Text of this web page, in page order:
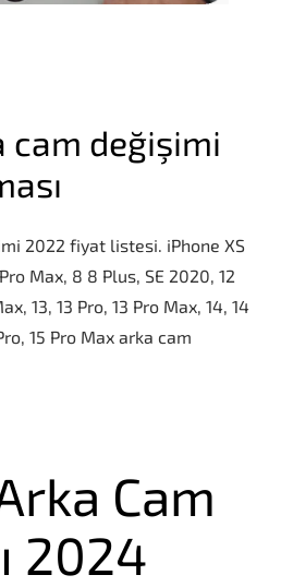
cam değişimi
2022 fiyat listesi. iPhone XS
Pro Max, 8 8 Plus, SE 2020, 12
13, 13 Pro, 13 Pro Max, 14, 14
15 Pro Max arka cam
Cam
2024